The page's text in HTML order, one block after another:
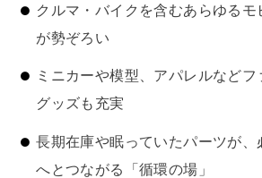
クルマ・バイクを含むあらゆるモ
が勢ぞろい
ミニカーや模型、アパレルなどフ
グッズも充実
長期在庫や眠っていたパーツが、
へとつながる「循環の場」